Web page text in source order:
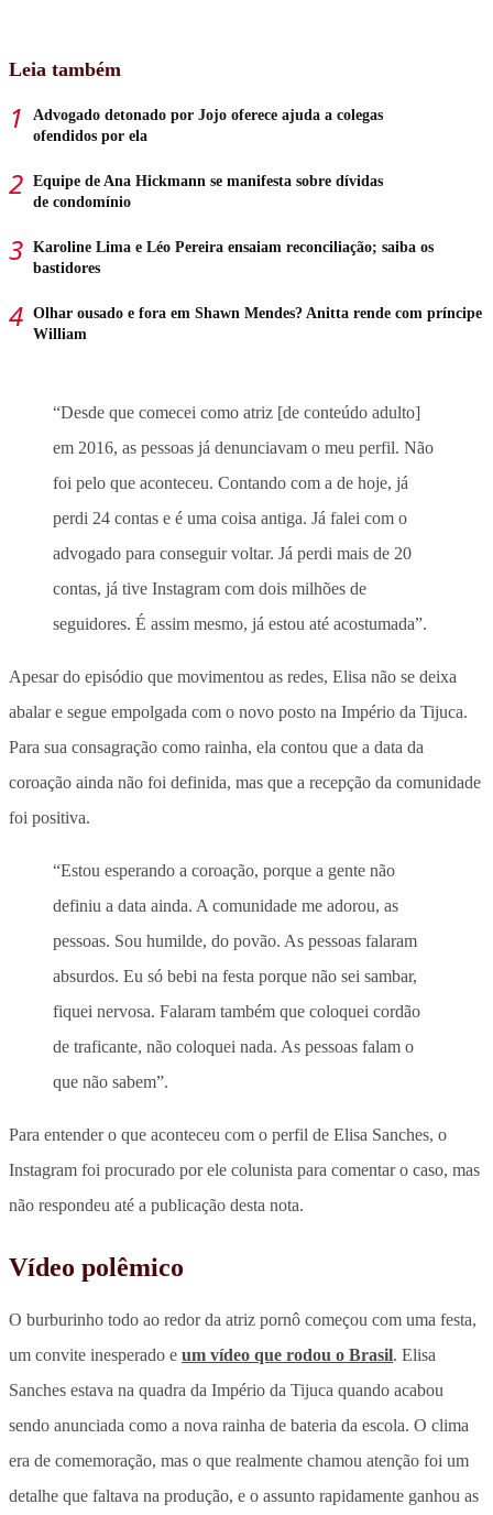
Leia também
Advogado detonado por Jojo oferece ajuda a colegas
ofendidos por ela
Equipe de Ana Hickmann se manifesta sobre dívidas
de condomínio
Karoline Lima e Léo Pereira ensaiam reconciliação; saiba os
bastidores
Olhar ousado e fora em Shawn Mendes? Anitta rende com príncipe
William
“Desde que comecei como atriz [de conteúdo adulto]
em 2016, as pessoas já denunciavam o meu perfil. Não
foi pelo que aconteceu. Contando com a de hoje, já
perdi 24 contas e é uma coisa antiga. Já falei com o
advogado para conseguir voltar. Já perdi mais de 20
contas, já tive Instagram com dois milhões de
seguidores. É assim mesmo, já estou até acostumada”.
Apesar do episódio que movimentou as redes, Elisa não se deixa
abalar e segue empolgada com o novo posto na Império da Tijuca.
Para sua consagração como rainha, ela contou que a data da
coroação ainda não foi definida, mas que a recepção da comunidade
foi positiva.
“Estou esperando a coroação, porque a gente não
definiu a data ainda. A comunidade me adorou, as
pessoas. Sou humilde, do povão. As pessoas falaram
absurdos. Eu só bebi na festa porque não sei sambar,
fiquei nervosa. Falaram também que coloquei cordão
de traficante, não coloquei nada. As pessoas falam o
que não sabem”.
Para entender o que aconteceu com o perfil de Elisa Sanches, o
Instagram foi procurado por ele colunista para comentar o caso, mas
não respondeu até a publicação desta nota.
Vídeo polêmico
O burburinho todo ao redor da atriz pornô começou com uma festa,
um convite inesperado e um vídeo que rodou o Brasil. Elisa
Sanches estava na quadra da Império da Tijuca quando acabou
sendo anunciada como a nova rainha de bateria da escola. O clima
era de comemoração, mas o que realmente chamou atenção foi um
detalhe que faltava na produção, e o assunto rapidamente ganhou as